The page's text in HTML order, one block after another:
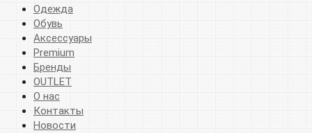
Одежда
Обувь
Аксессуары
Premium
Бренды
OUTLET
О нас
Контакты
Новости